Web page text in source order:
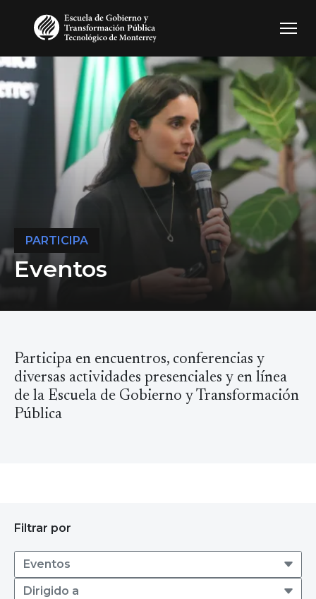
Pasar al contenido principal
PARTICIPA
Eventos
Participa en encuentros, conferencias y
diversas actividades presenciales y en línea
de la Escuela de Gobierno y Transformación
Pública
Filtrar por
Fechas
Eventos
Dirigido a
Dirigido a